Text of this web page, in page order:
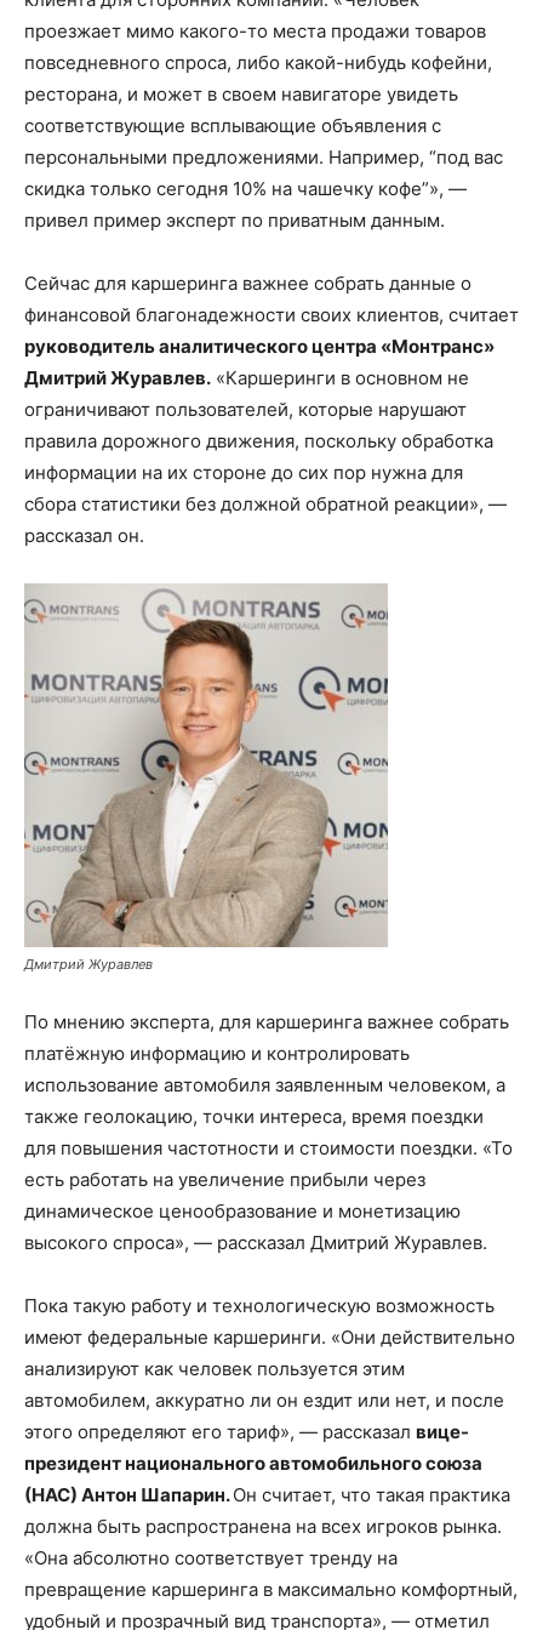
проезжает мимо какого-то места продажи товаров
повседневного спроса, либо какой-нибудь кофейни,
ресторана, и может в своем навигаторе увидеть
соответствующие всплывающие объявления с
персональными предложениями. Например, “под вас
скидка только сегодня 10% на чашечку кофе”», —
привел пример эксперт по приватным данным.
Сейчас для каршеринга важнее собрать данные о
финансовой благонадежности своих клиентов, считает
руководитель аналитического центра «Монтранс»
Дмитрий Журавлев. «Каршеринги в основном не
ограничивают пользователей, которые нарушают
правила дорожного движения, поскольку обработка
информации на их стороне до сих пор нужна для
сбора статистики без должной обратной реакции», —
рассказал он.
Дмитрий Журавлев
По мнению эксперта, для каршеринга важнее собрать
платёжную информацию и контролировать
использование автомобиля заявленным человеком, а
также геолокацию, точки интереса, время поездки
для повышения частотности и стоимости поездки. «То
есть работать на увеличение прибыли через
динамическое ценообразование и монетизацию
высокого спроса», — рассказал Дмитрий Журавлев.
Пока такую работу и технологическую возможность
имеют федеральные каршеринги. «Они действительно
анализируют как человек пользуется этим
автомобилем, аккуратно ли он ездит или нет, и после
этого определяют его тариф», — рассказал вице-
президент национального автомобильного союза
(НАС) Антон Шапарин.Он считает, что такая практика
должна быть распространена на всех игроков рынка.
«Она абсолютно соответствует тренду на
превращение каршеринга в максимально комфортный,
удобный и прозрачный вид транспорта», — отметил